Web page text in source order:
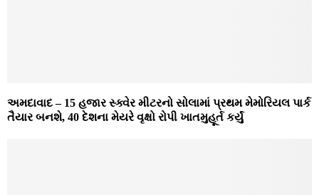
અમદાવાદ – 15 હજાર સ્ક્વેર મીટરનો સોલામાં પ્રથમ મેમોરિયલ પાર્ક
તૈયાર બનશે, 40 દેશના મેયરે વૃક્ષો રોપી ખાતમુહૂર્ત કર્યું